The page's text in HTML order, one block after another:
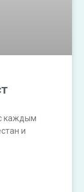
каждым
и